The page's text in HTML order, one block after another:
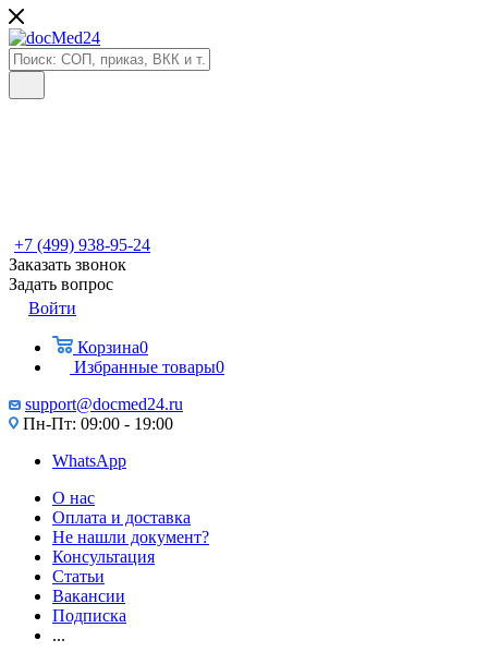
+7 (499) 938-95-24
Заказать звонок
Задать вопрос
Войти
Корзина0
Избранные товары0
support@docmed24.ru
Пн-Пт: 09:00 - 19:00
WhatsApp
О нас
Оплата и доставка
Не нашли документ?
Консультация
Статьи
Вакансии
Подписка
...